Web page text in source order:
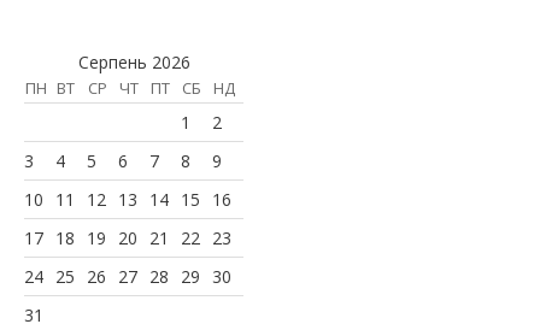
Серпень 2026
ПН ВТ СР ЧТ ПТ СБ НД
1
2
3
4 5 6 7 8
9
10
11 12 13 14 15
16
17 18 19 20 21 22
23
24 25 26 27 28 29
30
31